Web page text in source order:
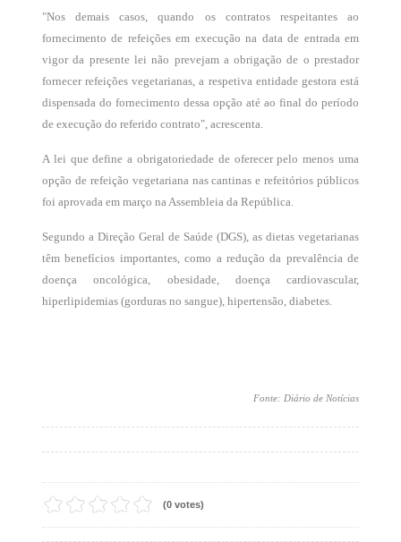
"Nos demais casos, quando os contratos respeitantes ao
fornecimento de refeições em execução na data de entrada em
vigor da presente lei não prevejam a obrigação de o prestador
fornecer refeições vegetarianas, a respetiva entidade gestora está
dispensada do fornecimento dessa opção até ao final do período
de execução do referido contrato", acrescenta.
A lei que define a obrigatoriedade de oferecer pelo menos uma
opção de refeição vegetariana nas cantinas e refeitórios públicos
foi aprovada em março na Assembleia da República.
Segundo a Direção Geral de Saúde (DGS), as dietas vegetarianas
têm benefícios importantes, como a redução da prevalência de
doença oncológica, obesidade, doença cardiovascular,
hiperlipidemias (gorduras no sangue), hipertensão, diabetes.
Fonte: Diário de Notícias
(0 votes)